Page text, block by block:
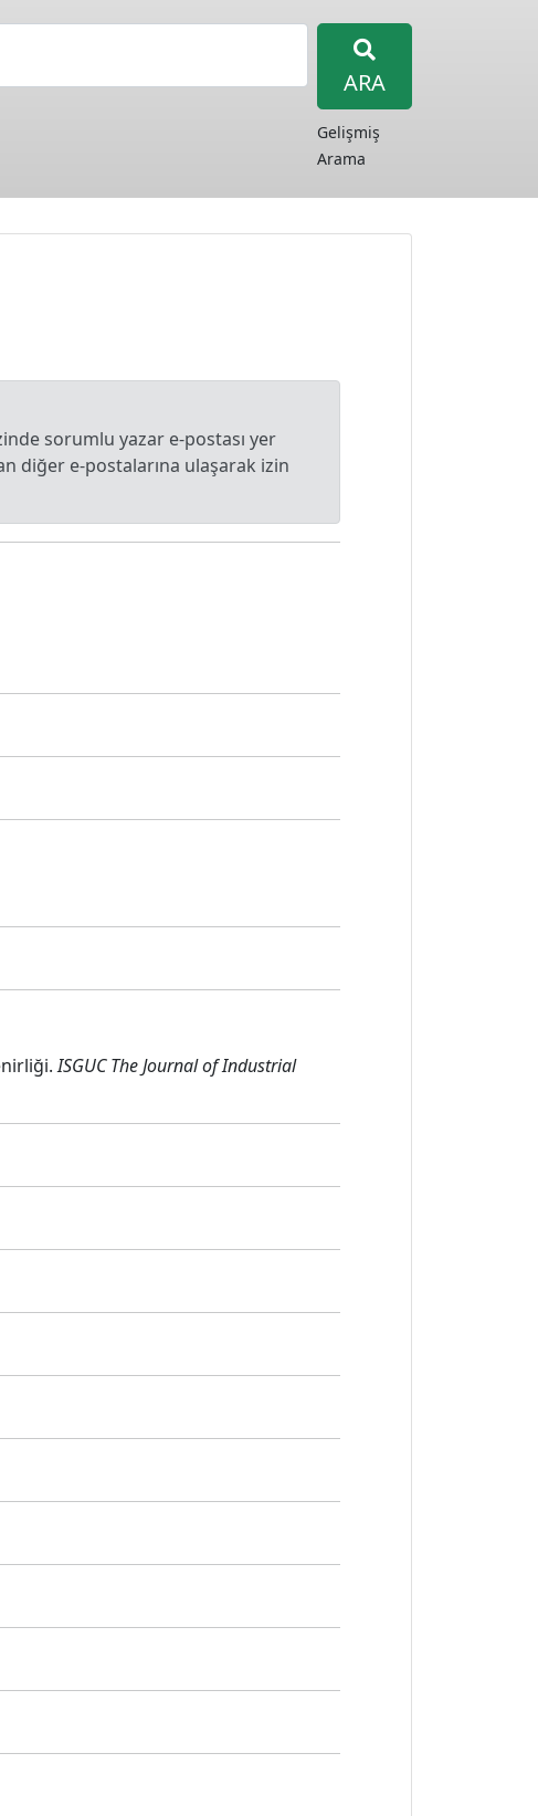
ARA
Gelişmiş
Arama
sorumlu yazar e-postası yer
diğer e-postalarına ulaşarak izin
ISGUC The Journal of Industrial